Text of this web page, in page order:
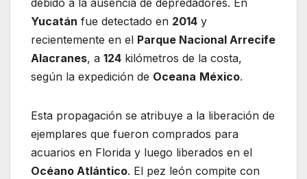
debido a la ausencia de depredadores. En
Yucatán fue detectado en 2014 y
recientemente en el Parque Nacional Arrecife
Alacranes, a 124 kilómetros de la costa,
según la expedición de Oceana México.
Esta propagación se atribuye a la liberación de
ejemplares que fueron comprados para
acuarios en Florida y luego liberados en el
Océano Atlántico. El pez león compite con